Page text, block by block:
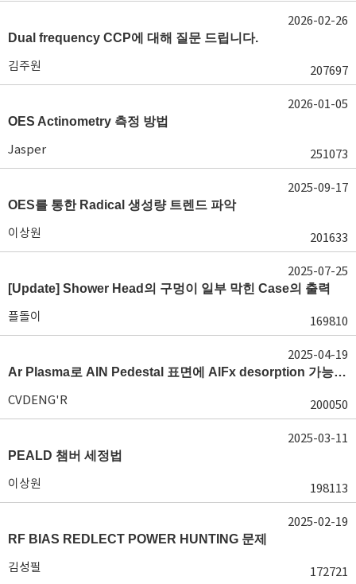
Dual frequency CCP에 대해 질문 드립니다.
김주원 207697
2026-02-26
OES Actinometry 측정 방법
Jasper 251073
2026-01-05
OES를 통한 Radical 생성량 트렌드 파악
이상원 201633
2025-09-17
[Update] Shower Head의 구멍이 일부 막힌 Case의 출력
플돌이 169810
2025-07-25
Ar Plasma로 AlN Pedestal 표면에 AlFx desorption 가능 여부가 궁금합니다.
CVDENG'R 200050
2025-04-19
PEALD 챔버 세정법
이상원 198113
2025-03-11
RF BIAS REDLECT POWER HUNTING 문제
김성필 172721
2025-02-19